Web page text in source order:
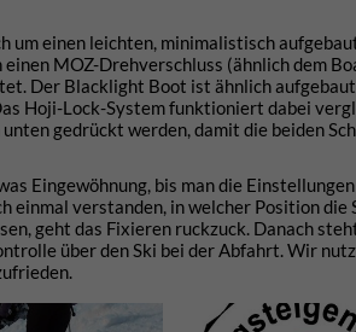
um einen leichten, minimalistisch
MOZ-Drehverschluss (ähnlich dem
Der Blacklight Boot ist ähnlich
Hoji-Lock-System funktioniert dabei
gedrückt werden, damit die beiden
Eingewöhnung, bis man die
verstanden, in welcher Position die
geht das Fixieren ruckzuck. Danach
über den Ski bei der Abfahrt. Wir